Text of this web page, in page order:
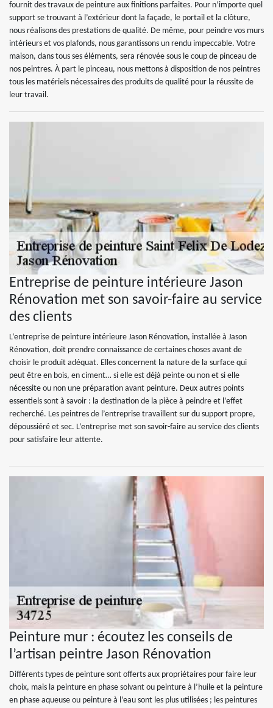
fournit des travaux de peinture aux finitions parfaites. Pour n’importe quel
support se trouvant à l’extérieur dont la façade, le portail et la clôture,
nous réalisons des prestations de qualité. De même, pour peindre vos murs
intérieurs et vos plafonds, nous garantissons un rendu impeccable. Votre
maison, dans tous ses éléments, sera rénovée sous le coup de pinceau de
nos peintres. À part le pinceau, nous mettons à disposition de nos peintres
tous les matériels nécessaires des produits de qualité pour la réussite de
leur travail.
Entreprise de peinture intérieure Jason
Rénovation met son savoir-faire au service
des clients
L’entreprise de peinture intérieure Jason Rénovation, installée à Jason
Rénovation, doit prendre connaissance de certaines choses avant de
choisir le produit adéquat. Elles concernent la nature de la surface qui
peut être en bois, en ciment… si elle est déjà peinte ou non et si elle
nécessite ou non une préparation avant peinture. Deux autres points
essentiels sont à savoir : la destination de la pièce à peindre et l’effet
recherché. Les peintres de l’entreprise travaillent sur du support propre,
dépoussiéré et sec. L’entreprise met son savoir-faire au service des clients
pour satisfaire leur attente.
Peinture mur : écoutez les conseils de
l’artisan peintre Jason Rénovation
Différents types de peinture sont offerts aux propriétaires pour faire leur
choix, mais la peinture en phase solvant ou peinture à l’huile et la peinture
en phase aqueuse ou peinture à l’eau sont les plus utilisées ; les peintures